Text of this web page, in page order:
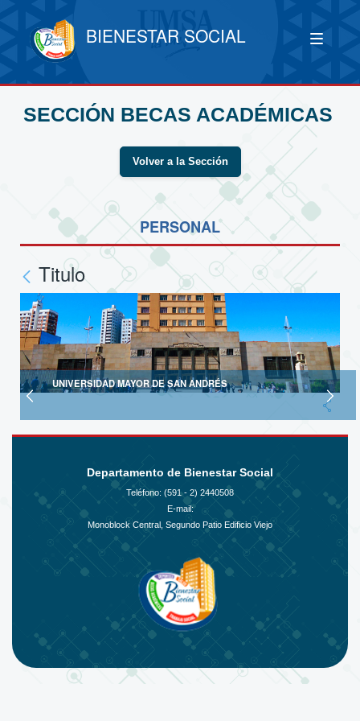
BIENESTAR SOCIAL
SECCIÓN BECAS ACADÉMICAS
Volver a la Sección
PERSONAL
Titulo
UNIVERSIDAD MAYOR DE SAN ANDRÉS
Departamento de Bienestar Social
Teléfono: (591 - 2) 2440508
E-mail:
Monoblock Central, Segundo Patio Edificio Viejo